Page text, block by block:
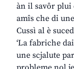
àn il savôr plui
amîs che di
Cussì al è
‘La fabriche
une scjalute